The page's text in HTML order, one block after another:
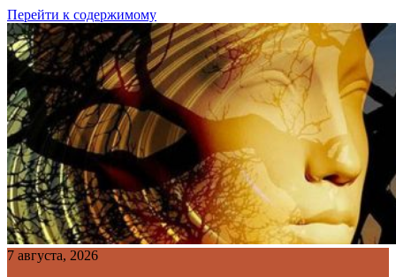
Перейти к содержимому
7 августа, 2026